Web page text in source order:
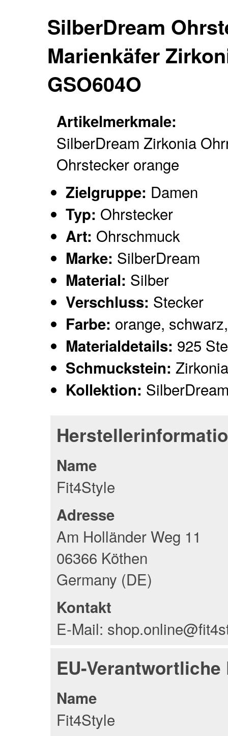
SilberDream
Marienkäfer
GSO604O
Artikelmerkmale:
SilberDream Zirkonia
Ohrstecker orange
Zielgruppe: Damen
Typ: Ohrstecker
Art: Ohrschmuck
Marke: SilberDream
Material: Silber
Verschluss: Stecker
Farbe: orange,
Materialdetails: 925
Schmuckstein:
Kollektion:
Name
Fit4Style
Adresse
Am Holländer Weg 11
06366 Köthen
Germany (DE)
Kontakt
E-Mail:
EU-Verantwortliche
Name
Fit4Style